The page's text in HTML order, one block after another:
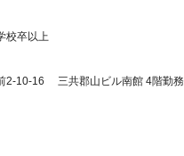
校卒以上
2-10-16 三共郡山ビル南館 4階勤務